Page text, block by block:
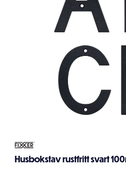
Husbokstav rustfritt svart